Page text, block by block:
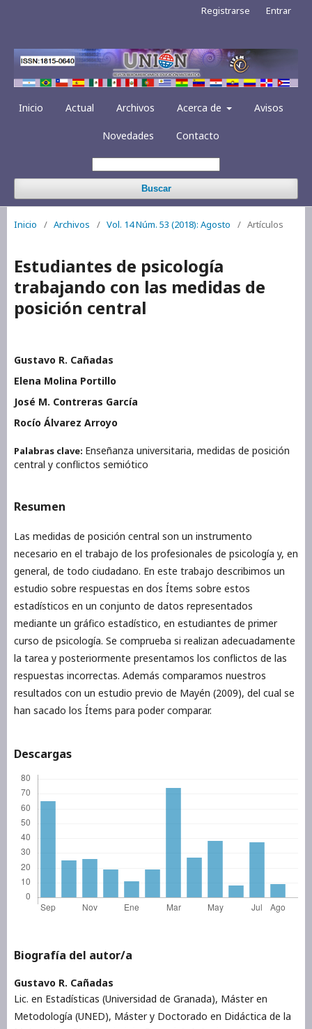
Inicio Actual Archivos Acerca de Avisos
Novedades Contacto
Buscar
Registrarse Entrar
Inicio / Archivos / Vol. 14 Núm. 53 (2018): Agosto / Artículos
Estudiantes de psicología
trabajando con las medidas de
posición central
Gustavo R. Cañadas
Elena Molina Portillo
José M. Contreras García
Rocío Álvarez Arroyo
Palabras clave: Enseñanza universitaria, medidas de posición
central y conflictos semiótico
Resumen
Las medidas de posición central son un instrumento
necesario en el trabajo de los profesionales de psicología y, en
general, de todo ciudadano. En este trabajo describimos un
estudio sobre respuestas en dos Ítems sobre estos
estadísticos en un conjunto de datos representados
mediante un gráfico estadístico, en estudiantes de primer
curso de psicología. Se comprueba si realizan adecuadamente
la tarea y posteriormente presentamos los conflictos de las
respuestas incorrectas. Además comparamos nuestros
resultados con un estudio previo de Mayén (2009), del cual se
han sacado los Ítems para poder comparar.
Descargas
Biografía del autor/a
Gustavo R. Cañadas
Lic. en Estadísticas (Universidad de Granada), Máster en
Metodología (UNED), Máster y Doctorado en Didáctica de la